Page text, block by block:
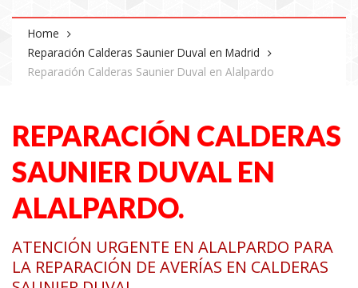
Home
Reparación Calderas Saunier Duval en Madrid
Reparación Calderas Saunier Duval en Alalpardo
REPARACIÓN CALDERAS
SAUNIER DUVAL EN
ALALPARDO.
ATENCIÓN URGENTE EN ALALPARDO PARA
LA REPARACIÓN DE AVERÍAS EN CALDERAS